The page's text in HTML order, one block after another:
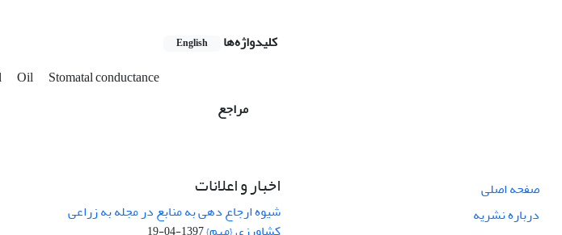
کلیدواژه‌ها English
Oil
Stomatal conductance
مراجع
صفحه اصلی
درباره نشریه
اخبار و اعلانات
شیوه ارجاع دهی به منابع در مجله به زراعی